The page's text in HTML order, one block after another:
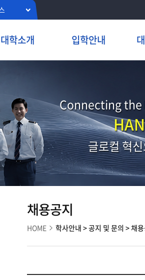
대학소개 입학안내
Connecting
글로컬 혁
채용공지
HOME 학사안내 >공지 및 문의 >채